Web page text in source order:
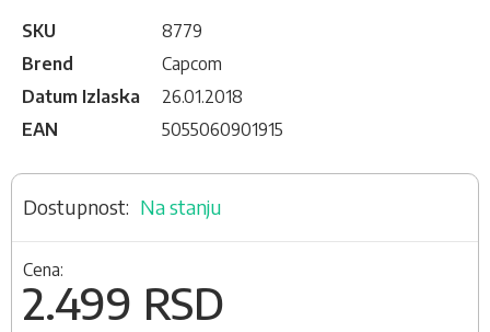
SKU
8779
Brend
Capcom
Datum Izlaska
26.01.2018
EAN
5055060901915
Na stanju
Cena:
2.499 RSD